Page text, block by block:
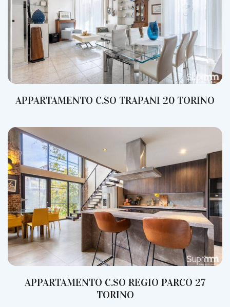
APPARTAMENTO C.SO TRAPANI 20 TORINO
APPARTAMENTO C.SO REGIO PARCO 27
TORINO